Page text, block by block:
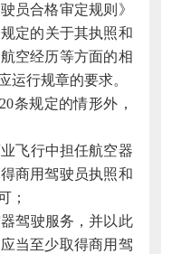
员合格审定规则》
定的关于其执照和
空经历等方面的相
运行规章的要求。
条规定的情形外，
飞行中担任航空器
商用驾驶员执照和
；
驾驶服务，并以此
当至少取得商用驾